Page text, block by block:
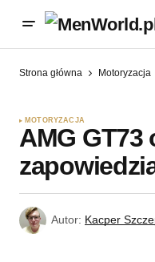
Strona główna Motoryzacja
MOTORYZACJA
AMG GT73
Autor: Kacper